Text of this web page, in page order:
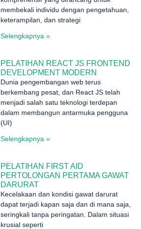
membekali individu dengan pengetahuan,
keterampilan, dan strategi
Selengkapnya »
PELATIHAN REACT JS FRONTEND
DEVELOPMENT MODERN
Dunia pengembangan web terus
berkembang pesat, dan React JS telah
menjadi salah satu teknologi terdepan
dalam membangun antarmuka pengguna
(UI)
Selengkapnya »
PELATIHAN FIRST AID
PERTOLONGAN PERTAMA GAWAT
DARURAT
Kecelakaan dan kondisi gawat darurat
dapat terjadi kapan saja dan di mana saja,
seringkali tanpa peringatan. Dalam situasi
krusial seperti